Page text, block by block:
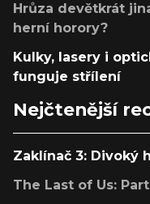
Hrůza devětkrát
herní horory?
Kulky, lasery i
funguje střílení
Nejčtenější
Zaklínač 3: Divoký
The Last of Us: